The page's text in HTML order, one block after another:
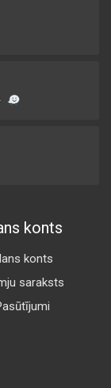
konts
konts
saraksts